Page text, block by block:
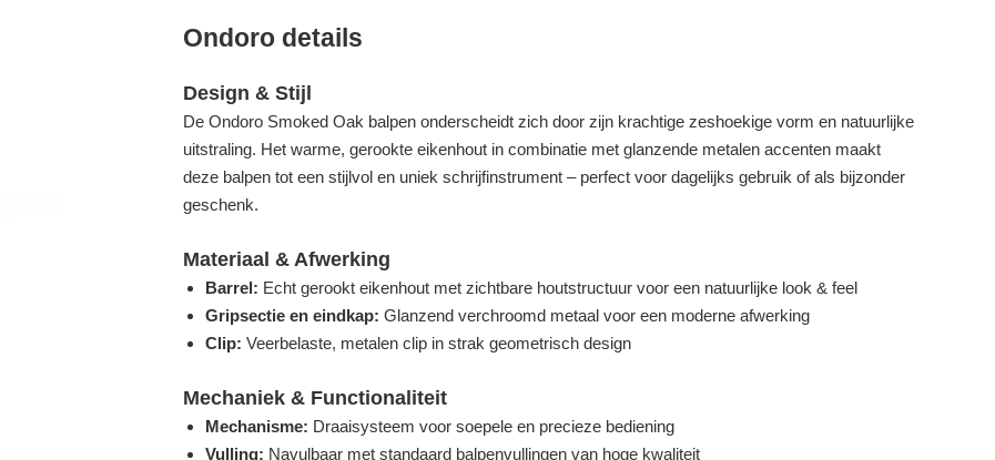
Ondoro details
Design & Stijl
De Ondoro Smoked Oak balpen onderscheidt zich door zijn krachtige zeshoekige vorm en natuurlijke
uitstraling. Het warme, gerookte eikenhout in combinatie met glanzende metalen accenten maakt
deze balpen tot een stijlvol en uniek schrijfinstrument – perfect voor dagelijks gebruik of als bijzonder
geschenk.
Materiaal & Afwerking
Barrel: Echt gerookt eikenhout met zichtbare houtstructuur voor een natuurlijke look & feel
Gripsectie en eindkap: Glanzend verchroomd metaal voor een moderne afwerking
Clip: Veerbelaste, metalen clip in strak geometrisch design
Mechaniek & Functionaliteit
Mechanisme: Draaisysteem voor soepele en precieze bediening
Vulling: Navulbaar met standaard balpenvullingen van hoge kwaliteit